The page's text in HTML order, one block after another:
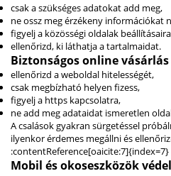
csak a szükséges adatokat add meg,
ne ossz meg érzékeny információkat
figyelj a közösségi oldalak
ellenőrizd, ki láthatja a tartalmaidat.
Biztonságos online
ellenőrizd a weboldal hitelességét,
csak megbízható helyen fizess,
figyelj a https kapcsolatra,
ne add meg adataidat ismeretlen
A csalások gyakran sürgetéssel
ilyenkor érdemes megállni és
:contentReference[oaicite:7]{index=7}
Mobil és okoseszközök